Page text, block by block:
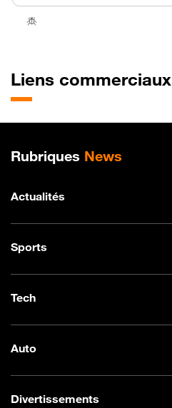
Liens commerciaux
Plan de site
Rubriques News
Actualités
Sports
Tech
Auto
Divertissements